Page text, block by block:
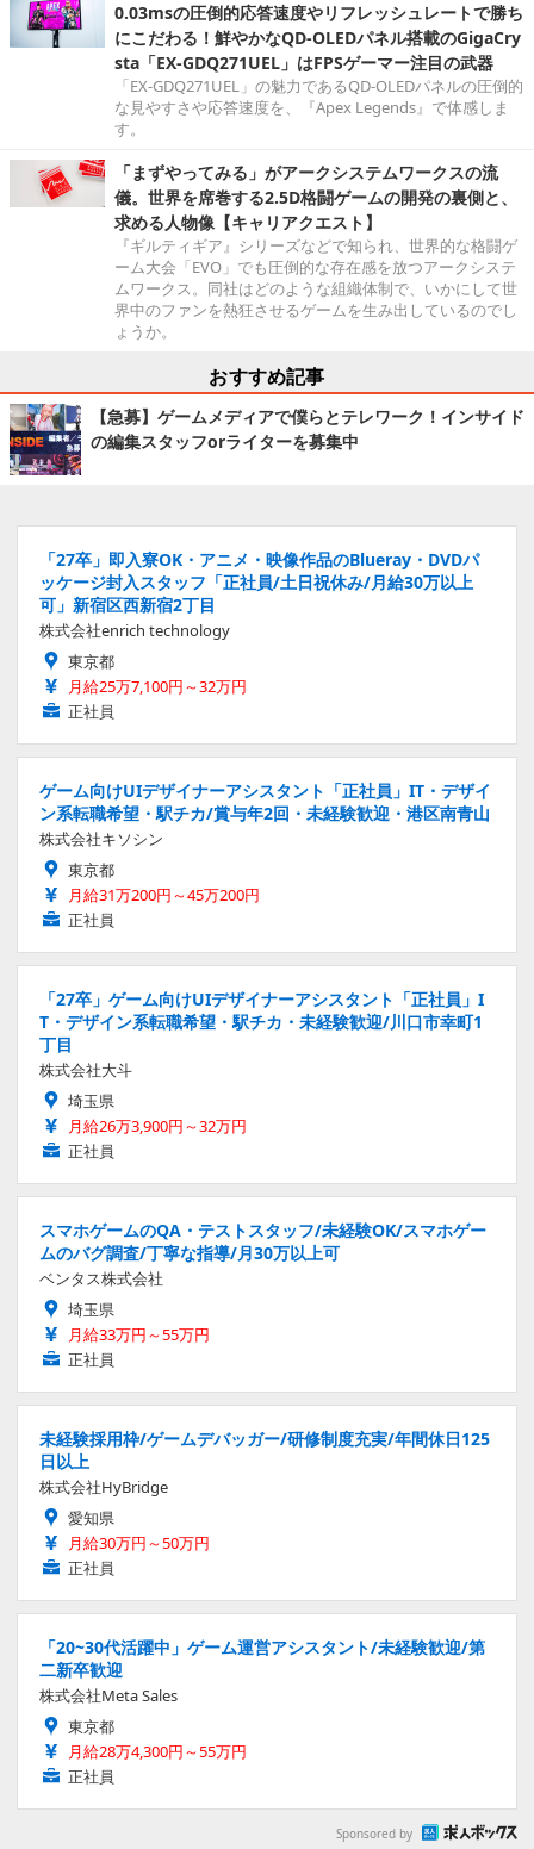
0.03msの圧倒的応答速度やリフレッシュレートで勝ち
にこだわる！鮮やかなQD-OLEDパネル搭載のGigaCry
sta「EX-GDQ271UEL」はFPSゲーマー注目の武器
「EX-GDQ271UEL」の魅力であるQD-OLEDパネルの圧倒的
な見やすさや応答速度を、『Apex Legends』で体感しま
す。
「まずやってみる」がアークシステムワークスの流
儀。世界を席巻する2.5D格闘ゲームの開発の裏側と、
求める人物像【キャリアクエスト】
『ギルティギア』シリーズなどで知られ、世界的な格闘ゲ
ーム大会「EVO」でも圧倒的な存在感を放つアークシステ
ムワークス。同社はどのような組織体制で、いかにして世
界中のファンを熱狂させるゲームを生み出しているのでし
ょうか。
おすすめ記事
【急募】ゲームメディアで僕らとテレワーク！インサイド
の編集スタッフorライターを募集中
「27卒」即入寮OK・アニメ・映像作品のBlueray・DVDパ
ッケージ封入スタッフ「正社員/土日祝休み/月給30万以上
可」新宿区西新宿2丁目
株式会社enrich technology
東京都
月給25万7,100円～32万円
正社員
ゲーム向けUIデザイナーアシスタント「正社員」IT・デザイ
ン系転職希望・駅チカ/賞与年2回・未経験歓迎・港区南青山
株式会社キソシン
東京都
月給31万200円～45万200円
正社員
「27卒」ゲーム向けUIデザイナーアシスタント「正社員」I
T・デザイン系転職希望・駅チカ・未経験歓迎/川口市幸町1
丁目
株式会社大斗
埼玉県
月給26万3,900円～32万円
正社員
スマホゲームのQA・テストスタッフ/未経験OK/スマホゲー
ムのバグ調査/丁寧な指導/月30万以上可
ベンタス株式会社
埼玉県
月給33万円～55万円
正社員
未経験採用枠/ゲームデバッガー/研修制度充実/年間休日125
日以上
株式会社HyBridge
愛知県
月給30万円～50万円
正社員
「20~30代活躍中」ゲーム運営アシスタント/未経験歓迎/第
二新卒歓迎
株式会社Meta Sales
東京都
月給28万4,300円～55万円
正社員
Sponsored by